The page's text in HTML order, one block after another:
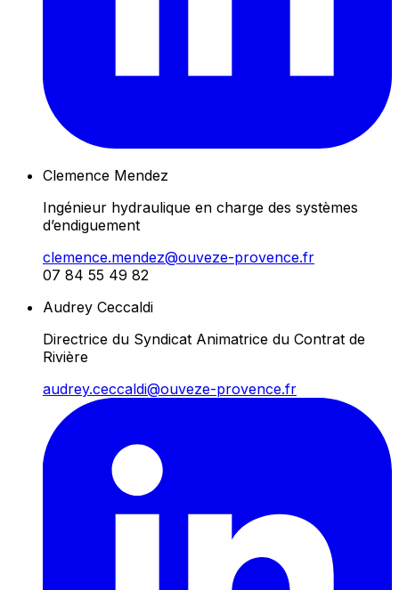
Clemence Mendez
Ingénieur hydraulique en charge des systèmes
d’endiguement
clemence.mendez@ouveze-provence.fr
07 84 55 49 82
Audrey Ceccaldi
Directrice du Syndicat Animatrice du Contrat de
Rivière
audrey.ceccaldi@ouveze-provence.fr